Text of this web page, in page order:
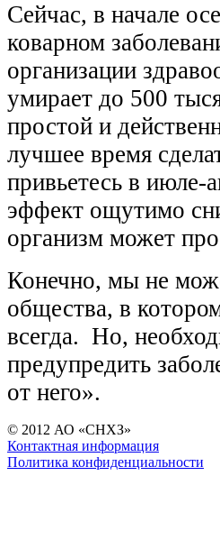
Сейчас, в начале
коварном
организации
умирает до 500
простой и
лучшее время
привьетесь в июле-
эффект ощутимо
организм может
Конечно, мы не
общества, в
всегда. Но,
предупредить
от него».
© 2012 АО «СНХЗ»
Контактная информация
Политика конфиденциальности